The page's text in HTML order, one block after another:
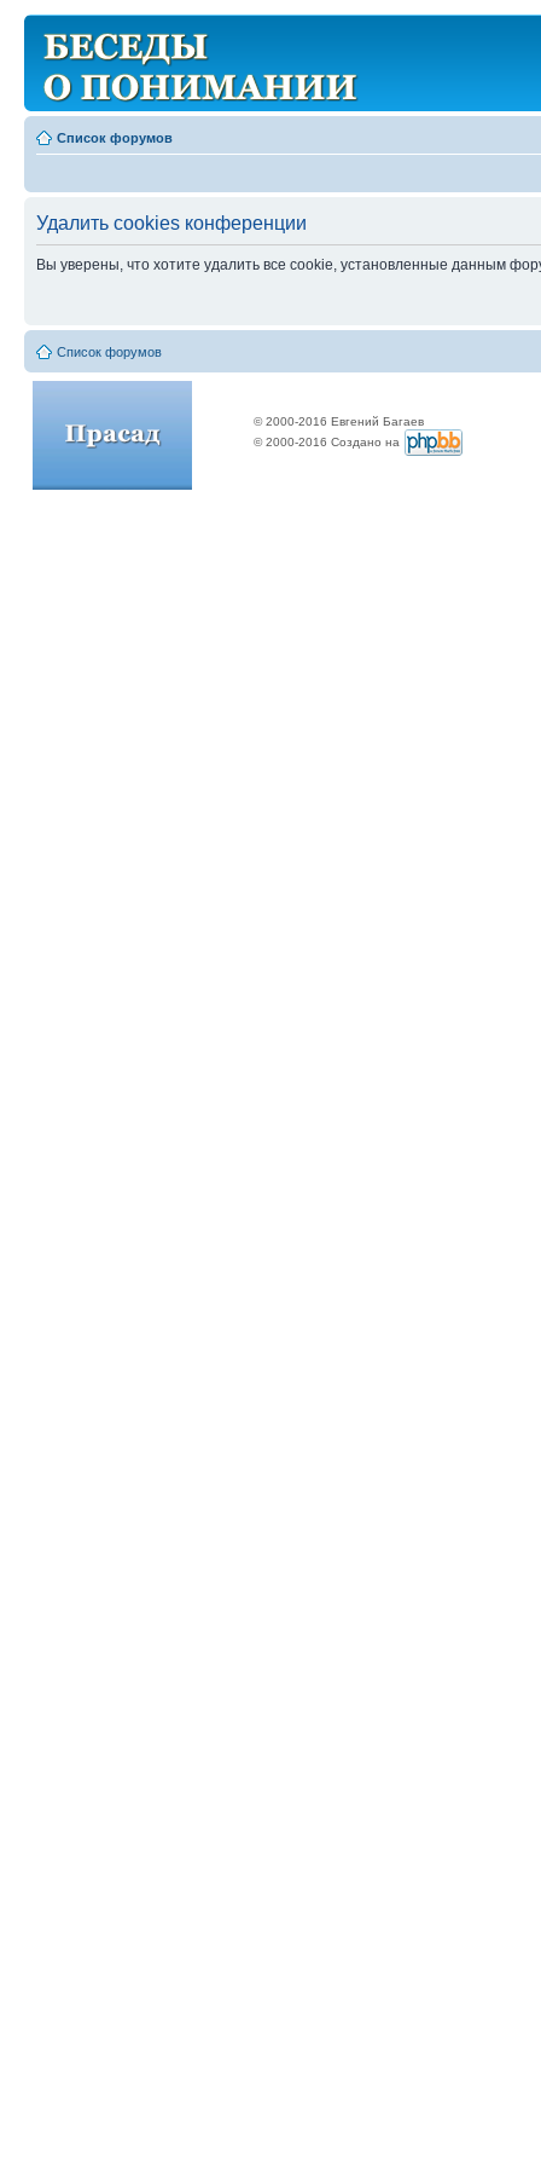
Список форумов
Удалить cookies конференции
Вы уверены, что хотите удалить все cookie, установленные данным
Список форумов
© 2000-2016 Евгений Багаев
© 2000-2016 Создано на